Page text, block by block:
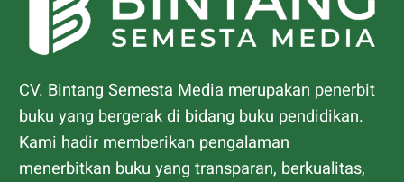
CV. Bintang Semesta Media merupakan penerbit
buku yang bergerak di bidang buku pendidikan.
Kami hadir memberikan pengalaman
menerbitkan buku yang transparan, berkualitas,